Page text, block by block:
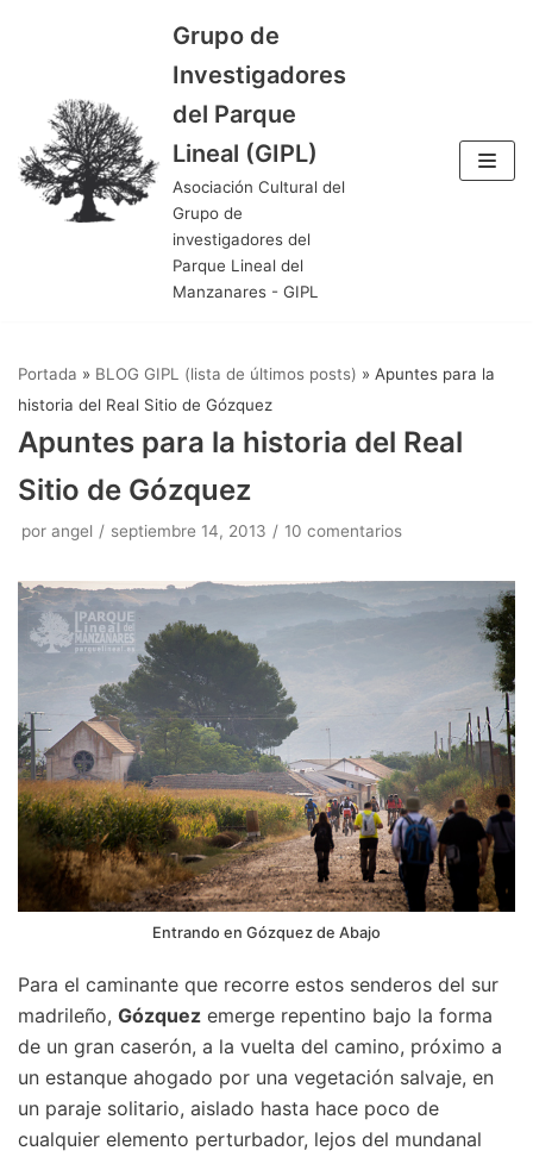
contenido
Grupo de
Investigadores
del Parque
Lineal (GIPL)
Asociación Cultural del
Grupo de
investigadores del
Parque Lineal del
Manzanares - GIPL
Portada » BLOG GIPL (lista de últimos posts) » Apuntes para la
historia del Real Sitio de Gózquez
Apuntes para la historia del Real
Sitio de Gózquez
por angel septiembre 14, 2013 10 comentarios
Entrando en Gózquez de Abajo
Para el caminante que recorre estos senderos del sur
madrileño, Gózquez emerge repentino bajo la forma
de un gran caserón, a la vuelta del camino, próximo a
un estanque ahogado por una vegetación salvaje, en
un paraje solitario, aislado hasta hace poco de
cualquier elemento perturbador, lejos del mundanal